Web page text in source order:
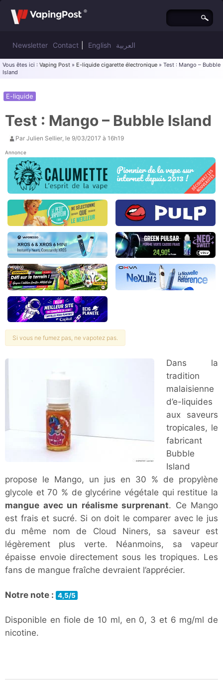
Newsletter Contact English العربية
Vous êtes ici : Vaping Post » E-liquide cigarette électronique » Test : Mango – Bubble
Island
Test : Mango – Bubble Island
E-liquide
Par Julien Sellier, le 9/03/2017 à 16h19
Annonce
Si vous ne fumez pas, ne vapotez pas.
Dans la
tradition
malaisienne
d’e-liquides
aux saveurs
tropicales, le
fabricant
Bubble
Island
propose le Mango, un jus en 30 % de propylène
glycole et 70 % de glycérine végétale qui restitue la
mangue avec un réalisme surprenant. Ce Mango
est frais et sucré. Si on doit le comparer avec le jus
du même nom de Cloud Niners, sa saveur est
légèrement plus verte. Néanmoins, sa vapeur
épaisse envoie directement sous les tropiques. Les
fans de mangue fraîche devraient l’apprécier.
Notre note : 4,5/5
Disponible en fiole de 10 ml, en 0, 3 et 6 mg/ml de
nicotine.